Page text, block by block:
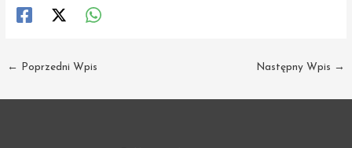
← Poprzedni Wpis Następny Wpis →